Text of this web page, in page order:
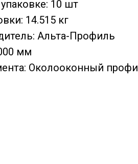
10 шт
14.515 кг
Альта-Профиль
мм
Околооконный